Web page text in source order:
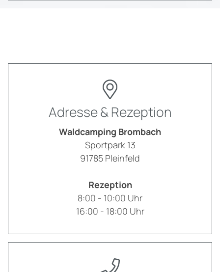
Adresse & Rezeption
Waldcamping Brombach
Sportpark 13
91785 Pleinfeld
Rezeption
8:00 - 10:00 Uhr
16:00 - 18:00 Uhr